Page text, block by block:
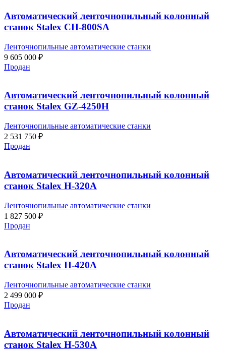
Автоматический ленточнопильный колонный
станок Stalex CH-800SA
Ленточнопильные автоматические станки
9 605 000 ₽
Продан
Автоматический ленточнопильный колонный
станок Stalex GZ-4250H
Ленточнопильные автоматические станки
2 531 750 ₽
Продан
Автоматический ленточнопильный колонный
станок Stalex H-320А
Ленточнопильные автоматические станки
1 827 500 ₽
Продан
Автоматический ленточнопильный колонный
станок Stalex H-420А
Ленточнопильные автоматические станки
2 499 000 ₽
Продан
Автоматический ленточнопильный колонный
станок Stalex H-530А